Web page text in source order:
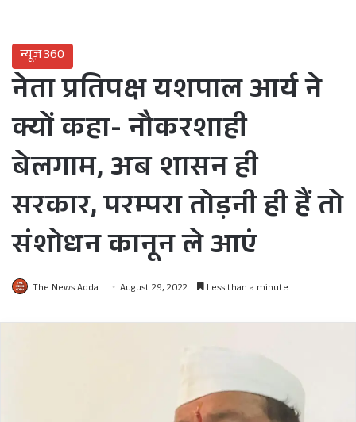
न्यूज़ 360
नेता प्रतिपक्ष यशपाल आर्य ने
क्यों कहा- नौकरशाही
बेलगाम, अब शासन ही
सरकार, परम्परा तोड़नी ही हैं तो
संशोधन कानून ले आएं
The News Adda August 29, 2022 Less than a minute